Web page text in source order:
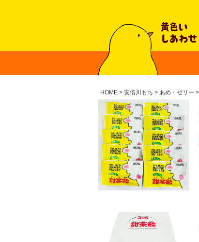
HOME 安倍川もち あめ・ゼリー